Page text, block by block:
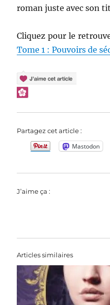
roman juste avec son
Cliquez pour le
Tome 1 : Pouvoirs de
Partagez cet article :
Mastodon
J’aime ça :
Articles similaires